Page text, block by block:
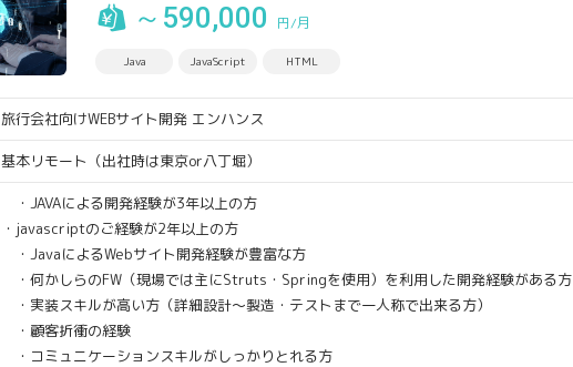
～590,000 円/月
Java JavaScript HTML
旅行会社向けWEBサイト開発 エンハンス
基本リモート（出社時は東京or八丁堀）
・JAVAによる開発経験が3年以上の方
・javascriptのご経験が2年以上の方
・JavaによるWebサイト開発経験が豊富な方
・何かしらのFW（現場では主にStruts・Springを使用）を利用した開発経験がある方
・実装スキルが高い方（詳細設計～製造・テストまで一人称で出来る方）
・顧客折衝の経験
・コミュニケーションスキルがしっかりとれる方